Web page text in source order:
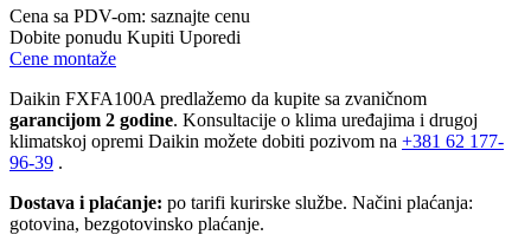
Cena sa PDV-om: saznajte cenu
Dobite ponudu Kupiti Uporedi
Cene montaže
Daikin FXFA100A predlažemo da kupite sa zvaničnom
garancijom 2 godine. Konsultacije o klima uređajima i drugoj
klimatskoj opremi Daikin možete dobiti pozivom na +381 62 177-
96-39 .
Dostava i plaćanje: po tarifi kurirske službe. Načini plaćanja:
gotovina, bezgotovinsko plaćanje.